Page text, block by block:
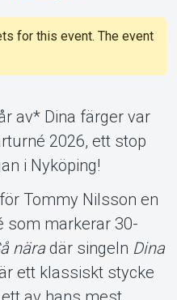
for this event. The event
av* Dina färger var
2026, ett stop
i Nyköping!
Tommy Nilsson en
som markerar 30-
näradär singeln Dina
ett klassiskt stycke